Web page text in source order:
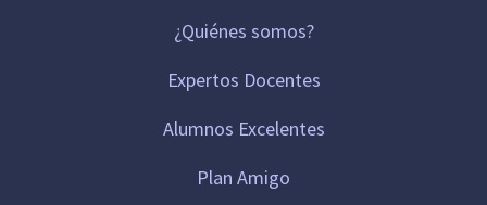
¿Quiénes somos?
Expertos Docentes
Alumnos Excelentes
Plan Amigo